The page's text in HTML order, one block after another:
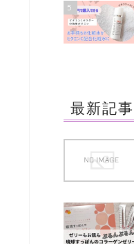
5
最新記事